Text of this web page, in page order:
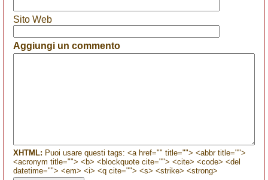
Sito Web
Aggiungi un commento
XHTML: Puoi usare questi tags: <a href="" title=""> <abbr title="">
<acronym title=""> <b> <blockquote cite=""> <cite> <code> <del
datetime=""> <em> <i> <q cite=""> <s> <strike> <strong>